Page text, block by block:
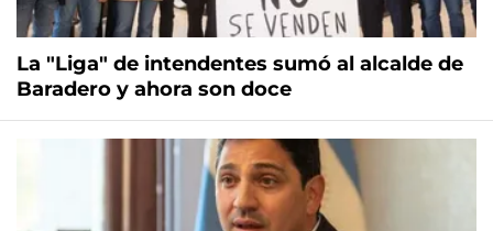
La "Liga" de intendentes sumó al alcalde de
Baradero y ahora son doce